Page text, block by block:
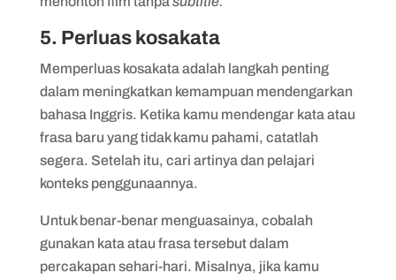
5. Perluas kosakata
Memperluas kosakata adalah langkah penting
dalam meningkatkan kemampuan mendengarkan
bahasa Inggris. Ketika kamu mendengar kata atau
frasa baru yang tidak kamu pahami, catatlah
segera. Setelah itu, cari artinya dan pelajari
konteks penggunaannya.
Untuk benar-benar menguasainya, cobalah
gunakan kata atau frasa tersebut dalam
percakapan sehari-hari. Misalnya, jika kamu